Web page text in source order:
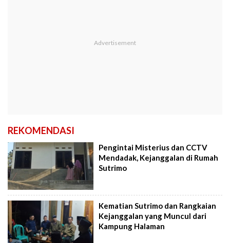
REKOMENDASI
Pengintai Misterius dan CCTV
Mendadak, Kejanggalan di Rumah
Sutrimo
Kematian Sutrimo dan Rangkaian
Kejanggalan yang Muncul dari
Kampung Halaman